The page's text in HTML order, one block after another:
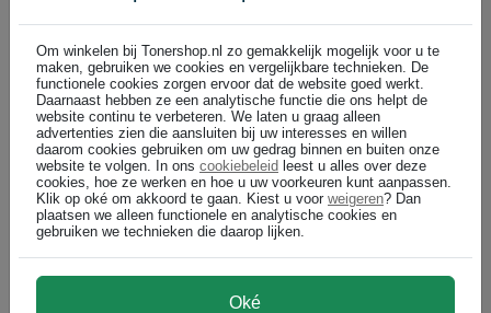
In winkelwagen
Esselte Vivida ringband / A4 / plastic / 2 O-ringen / zwart / 42mm
DIRECT LEVERBAAR
€ 4,79
(€ 3,96 excl)
In winkelwagen
Om winkelen bij Tonershop.nl zo gemakkelijk mogelijk voor u te
maken, gebruiken we cookies en vergelijkbare technieken. De
functionele cookies zorgen ervoor dat de website goed werkt.
Daarnaast hebben ze een analytische functie die ons helpt de
website continu te verbeteren. We laten u graag alleen
advertenties zien die aansluiten bij uw interesses en willen
daarom cookies gebruiken om uw gedrag binnen en buiten onze
website te volgen. In ons cookiebeleid leest u alles over deze
cookies, hoe ze werken en hoe u uw voorkeuren kunt aanpassen.
Klik op oké om akkoord te gaan. Kiest u voor weigeren? Dan
plaatsen we alleen functionele en analytische cookies en
gebruiken we technieken die daarop lijken.
Oké